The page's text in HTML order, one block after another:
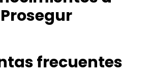
Prosegur
frecuentes